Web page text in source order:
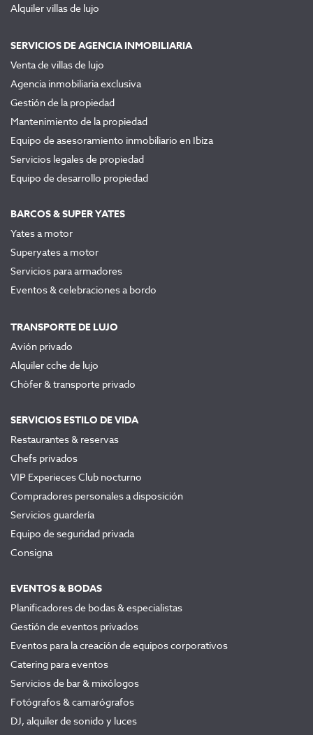
Alquiler villas de lujo
SERVICIOS DE AGENCIA INMOBILIARIA
Venta de villas de lujo
Agencia inmobiliaria exclusiva
Gestión de la propiedad
Mantenimiento de la propiedad
Equipo de asesoramiento inmobiliario en Ibiza
Servicios legales de propiedad
Equipo de desarrollo propiedad
BARCOS & SUPER YATES
Yates a motor
Superyates a motor
Servicios para armadores
Eventos & celebraciones a bordo
TRANSPORTE DE LUJO
Avión privado
Alquiler cche de lujo
Chòfer & transporte privado
SERVICIOS ESTILO DE VIDA
Restaurantes & reservas
Chefs privados
VIP Experieces Club nocturno
Compradores personales a disposición
Servicios guardería
Equipo de seguridad privada
Consigna
EVENTOS & BODAS
Planificadores de bodas & especialistas
Gestión de eventos privados
Eventos para la creación de equipos corporativos
Catering para eventos
Servicios de bar & mixólogos
Fotógrafos & camarógrafos
DJ, alquiler de sonido y luces